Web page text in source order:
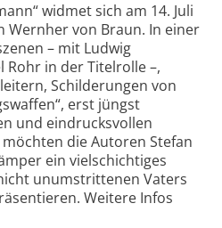
widmet sich am 14. Juli
Wernher von Braun. In einer
– mit Ludwig
Rohr in der Titelrolle –,
Schilderungen von
erst jüngst
und eindrucksvollen
die Autoren Stefan
ein vielschichtiges
unumstrittenen Vaters
Weitere Infos